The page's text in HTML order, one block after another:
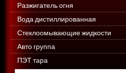
Разжигатель огня
Вода дистиллированная
Стеклоомывающие жидкости
Авто группа
ПЭТ тара